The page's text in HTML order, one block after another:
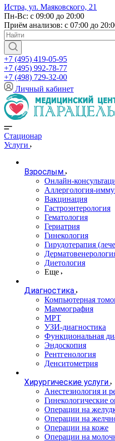
Истра, ул. Маяковского, 21
Пн-Вс: с 09:00 до 20:00
Приём анализов: с 07:00 до
+7 (495) 419-05-95
+7 (495) 992-78-77
+7 (498) 729-32-00
Личный кабинет
Стационар
Услуги
Взрослым
Онлайн-
Аллергология-
Вакцинация
Гастроэнтерология
Гематология
Гериатрия
Гинекология
Гирудотерапия
Диетология
Еще
Диагностика
Компьютерная
Маммография
МРТ
УЗИ-диагностика
Функциональная
Эндоскопия
Рентгенология
Денситометрия
Хирургические услуги
Анестезиология и
Гинекологические
Операции на
Операции на
Операции на коже
Операции на